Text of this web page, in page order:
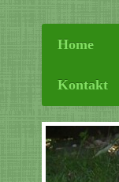
Home
Kontakt